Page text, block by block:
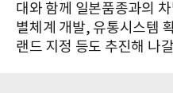
대와 함께 일본품종과의
별체계 개발, 유통시스템
랜드 지정 등도 추진해 나